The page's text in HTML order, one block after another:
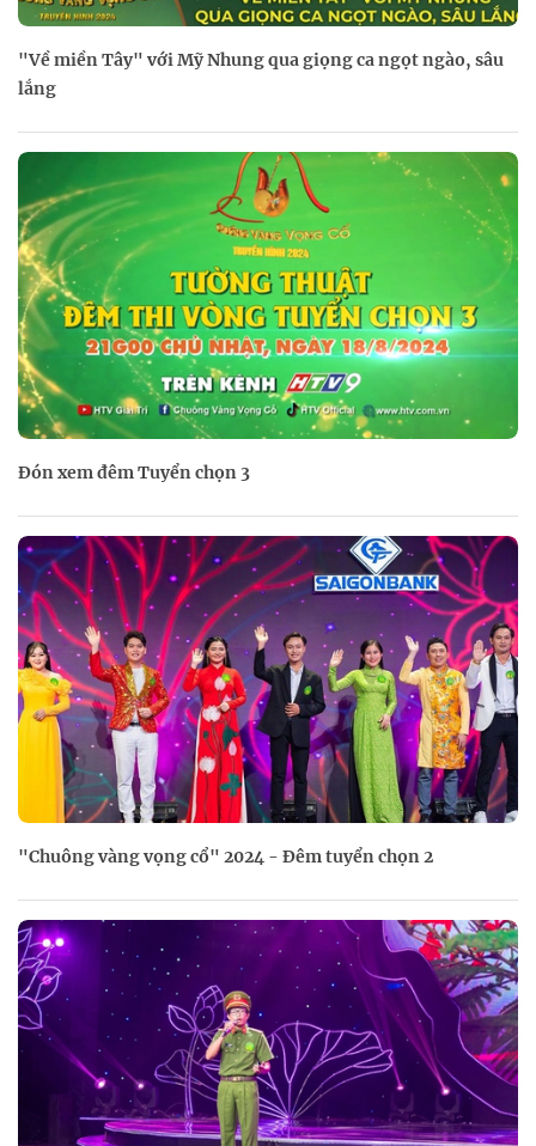
"Về miền Tây" với Mỹ Nhung qua giọng ca ngọt ngào, sâu
lắng
Đón xem đêm Tuyển chọn 3
"Chuông vàng vọng cổ" 2024 - Đêm tuyển chọn 2